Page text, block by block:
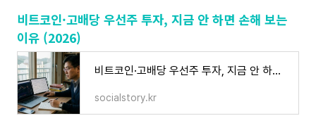
비트코인·고배당 우선주 투자, 지금 안 하면 손해 보는
이유 (2026)
비트코인·고배당 우선주 투자, 지금 안 하면 손해 보는 이유 (2026)
socialstory.kr